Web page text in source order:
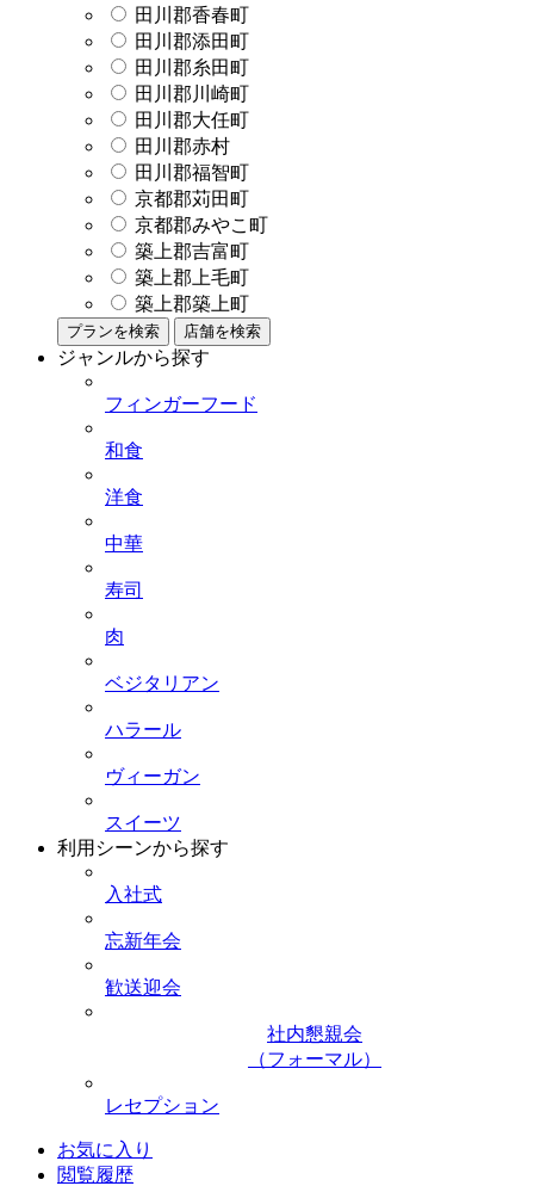
田川郡香春町
田川郡添田町
田川郡糸田町
田川郡川崎町
田川郡大任町
田川郡赤村
田川郡福智町
京都郡苅田町
京都郡みやこ町
築上郡吉富町
築上郡上毛町
築上郡築上町
プランを検索 店舗を検索
ジャンルから探す
フィンガーフード
和食
洋食
中華
寿司
肉
ベジタリアン
ハラール
ヴィーガン
スイーツ
利用シーンから探す
入社式
忘新年会
歓送迎会
社内懇親会
（フォーマル）
レセプション
お気に入り
閲覧履歴